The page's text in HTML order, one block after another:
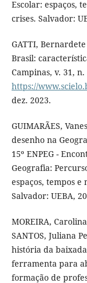
Escolar: espaços,
crises. Salvador:
GATTI,
Brasil:
Campinas, v. 31,
https://
dez. 2023.
GUIMARÃES,
desenho na
15º ENPEG -
Geografia:
espaços, tempos
Salvador: UEBA,
MOREIRA,
SANTOS, Juliana
história da
ferramenta para
formação de